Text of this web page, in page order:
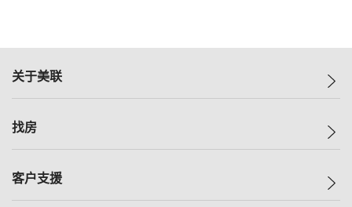
关于美联
美联集团
人才招募
找房
一手新房
客户支援